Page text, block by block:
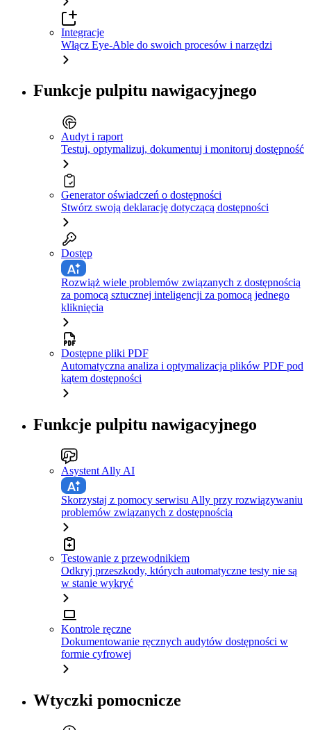
Integracje
Włącz Eye-Able do swoich procesów i narzędzi
Funkcje pulpitu nawigacyjnego
Audyt i raport
Testuj, optymalizuj, dokumentuj i monitoruj dostępność
Generator oświadczeń o dostępności
Stwórz swoją deklarację dotyczącą dostępności
Dostęp
Rozwiąż wiele problemów związanych z dostępnością
za pomocą sztucznej inteligencji za pomocą jednego
kliknięcia
Dostępne pliki PDF
Automatyczna analiza i optymalizacja plików PDF pod
kątem dostępności
Funkcje pulpitu nawigacyjnego
Asystent Ally AI
Skorzystaj z pomocy serwisu Ally przy rozwiązywaniu
problemów związanych z dostępnością
Testowanie z przewodnikiem
Odkryj przeszkody, których automatyczne testy nie są
w stanie wykryć
Kontrole ręczne
Dokumentowanie ręcznych audytów dostępności w
formie cyfrowej
Wtyczki pomocnicze